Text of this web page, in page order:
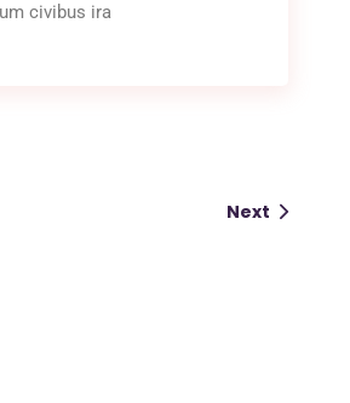
civibus ira
Next